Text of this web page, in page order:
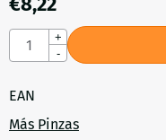
Cantidad
+
-
EAN
Más Pinzas